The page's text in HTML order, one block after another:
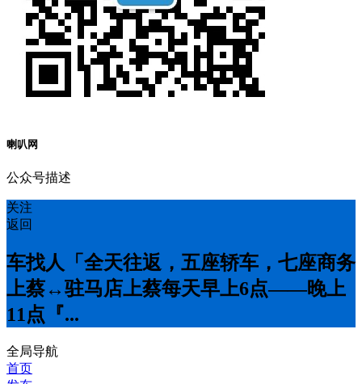
喇叭网
公众号描述
关注
返回
车找人「全天往返，五座轿车，七座商务
上蔡↔️驻马店上蔡每天早上6点——晚上
11点『...
全局导航
首页